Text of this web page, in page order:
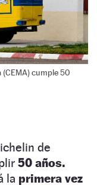
(CEMA) cumple 50
de
50 años.
la primera vez